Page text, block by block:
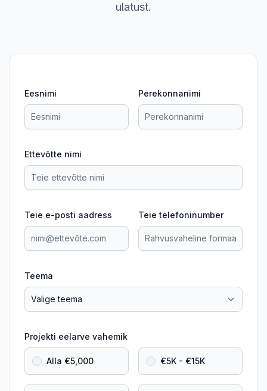
ulatust.
Eesnimi Perekonnanimi
Ettevõtte nimi
Teie e-posti aadress Teie telefoninumber
Teema
Projekti eelarve vahemik
Alla €5,000 €5K - €15K